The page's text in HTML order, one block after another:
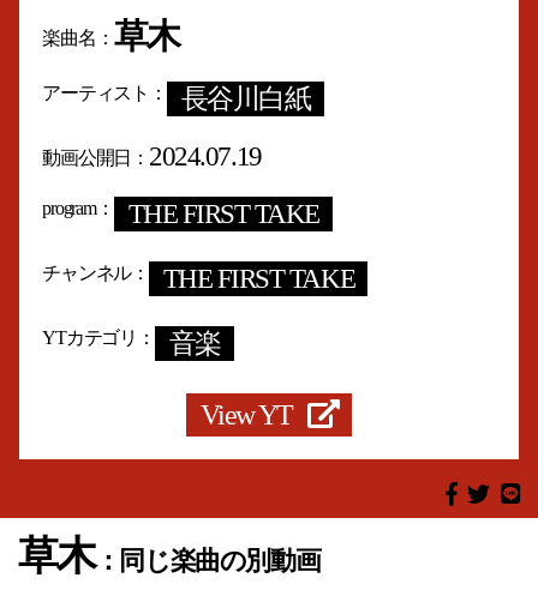
楽曲名 草木
アーティスト 長谷川白紙
動画公開日 2024.07.19
program THE FIRST TAKE
チャンネル THE FIRST TAKE
YTカテゴリ 音楽
View YT
草木：同じ楽曲の別動画